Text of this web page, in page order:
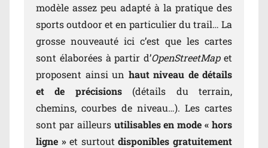
modèle assez peu adapté à la pratique des
sports outdoor et en particulier du trail… La
grosse nouveauté ici c’est que les cartes
sont élaborées à partir d’OpenStreetMapet
proposent ainsi un haut niveau de détails
et de précisions (détails du terrain,
chemins, courbes de niveau…). Les cartes
sont par ailleursutilisables en mode « hors
ligne »et surtoutdisponibles gratuitement